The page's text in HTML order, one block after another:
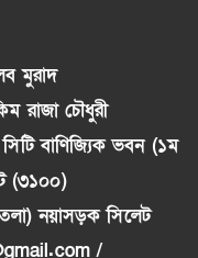
মুরাদ
রাজা চৌধুরী
সিটি বাণিজ্যিক ভবন (১ম
(৩১০০)
নয়াসড়ক সিলেট
/